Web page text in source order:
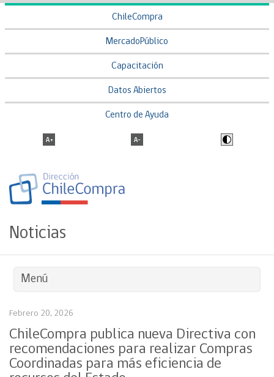
ChileCompra
MercadoPúblico
Capacitación
Datos Abiertos
Centro de Ayuda
Noticias
Menú
Febrero 20, 2026
ChileCompra publica nueva Directiva con
recomendaciones para realizar Compras
Coordinadas para más eficiencia de